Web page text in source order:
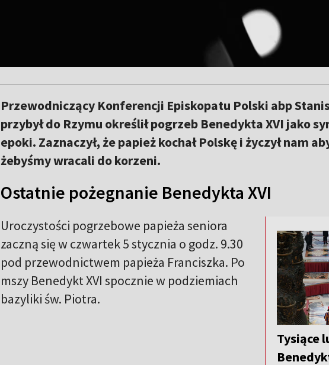
Przewodniczący Konferencji Episkopatu Polski abp
przybył do Rzymu określił pogrzeb Benedykta XVI jako
epoki. Zaznaczył, że papież kochał Polskę i życzył nam
żebyśmy wracali do korzeni.
Ostatnie pożegnanie Benedykta XVI
Tysiące
Uroczystości pogrzebowe papieża seniora
zaczną się w czwartek 5 stycznia o godz. 9.30
pod przewodnictwem papieża Franciszka. Po
mszy Benedykt XVI spocznie w podziemiach
bazyliki św. Piotra.